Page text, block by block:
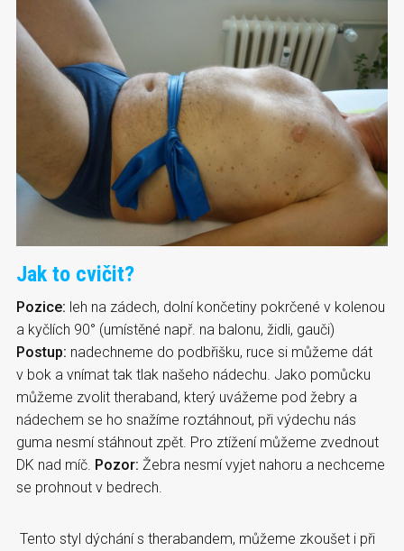
Jak to cvičit?
Pozice: leh na zádech, dolní končetiny pokrčené v kolenou
a kyčlích 90° (umístěné např. na balonu, židli, gauči)
Postup: nadechneme do podbřišku, ruce si můžeme dát
v bok a vnímat tak tlak našeho nádechu. Jako pomůcku
můžeme zvolit theraband, který uvážeme pod žebry a
nádechem se ho snažíme roztáhnout, při výdechu nás
guma nesmí stáhnout zpět. Pro ztížení můžeme zvednout
DK nad míč. Pozor: Žebra nesmí vyjet nahoru a nechceme
se prohnout v bedrech.
Tento styl dýchání s therabandem, můžeme zkoušet i při